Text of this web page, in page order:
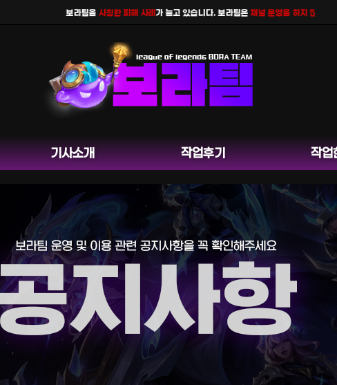
보라팀을사칭한 피해 사례가 늘고 있습니다. 보라팀은채널 운영을 하지 않으며공식
기사소개 작업후기 작업